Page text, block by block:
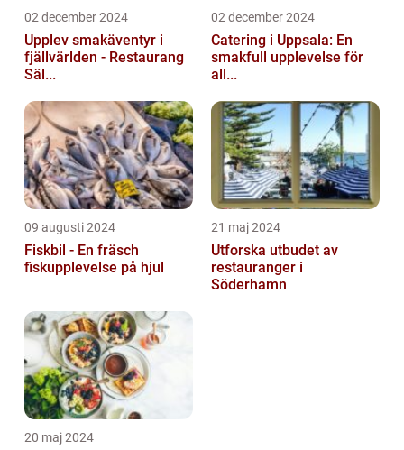
02 december 2024
Upplev smakäventyr i
fjällvärlden - Restaurang
Säl...
02 december 2024
Catering i Uppsala: En
smakfull upplevelse för
all...
09 augusti 2024
Fiskbil - En fräsch
fiskupplevelse på hjul
21 maj 2024
Utforska utbudet av
restauranger i
Söderhamn
20 maj 2024